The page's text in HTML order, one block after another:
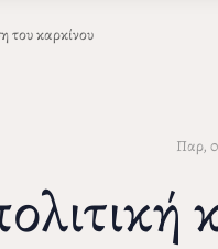
του καρκίνου
Παρ,